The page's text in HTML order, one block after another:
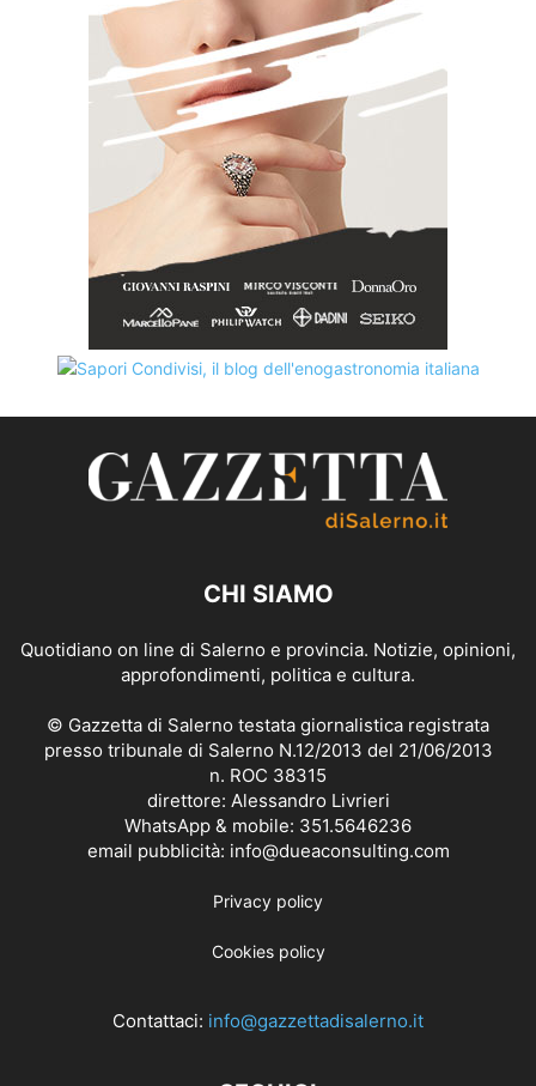
CHI SIAMO
Quotidiano on line di Salerno e provincia. Notizie, opinioni,
approfondimenti, politica e cultura.
© Gazzetta di Salerno testata giornalistica registrata
presso tribunale di Salerno N.12/2013 del 21/06/2013
n. ROC 38315
direttore: Alessandro Livrieri
WhatsApp & mobile: 351.5646236
email pubblicità: info@dueaconsulting.com
Privacy policy
Cookies policy
Contattaci: info@gazzettadisalerno.it